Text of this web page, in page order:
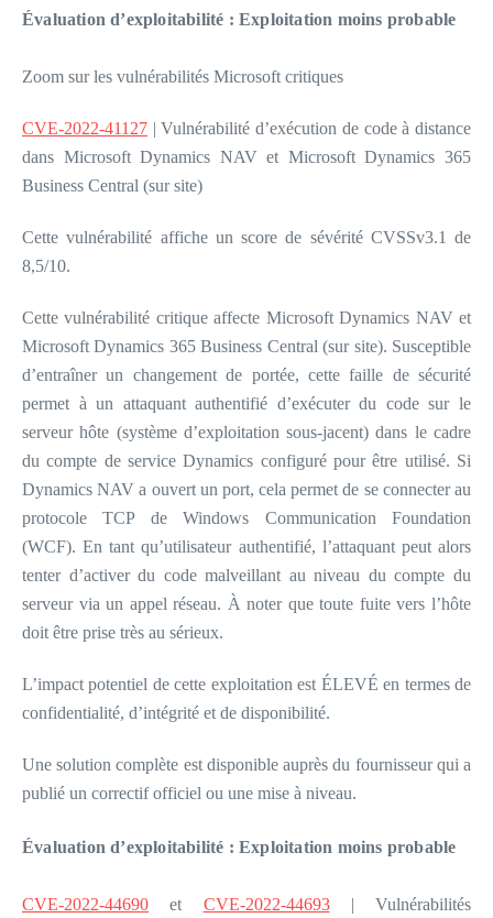
Évaluation d’exploitabilité : Exploitation moins probable
Zoom sur les vulnérabilités Microsoft critiques
CVE-2022-41127 | Vulnérabilité d’exécution de code à distance
dans Microsoft Dynamics NAV et Microsoft Dynamics 365
Business Central (sur site)
Cette vulnérabilité affiche un score de sévérité CVSSv3.1 de
8,5/10.
Cette vulnérabilité critique affecte Microsoft Dynamics NAV et
Microsoft Dynamics 365 Business Central (sur site). Susceptible
d’entraîner un changement de portée, cette faille de sécurité
permet à un attaquant authentifié d’exécuter du code sur le
serveur hôte (système d’exploitation sous-jacent) dans le cadre
du compte de service Dynamics configuré pour être utilisé. Si
Dynamics NAV a ouvert un port, cela permet de se connecter au
protocole TCP de Windows Communication Foundation
(WCF). En tant qu’utilisateur authentifié, l’attaquant peut alors
tenter d’activer du code malveillant au niveau du compte du
serveur via un appel réseau. À noter que toute fuite vers l’hôte
doit être prise très au sérieux.
L’impact potentiel de cette exploitation est ÉLEVÉ en termes de
confidentialité, d’intégrité et de disponibilité.
Une solution complète est disponible auprès du fournisseur qui a
publié un correctif officiel ou une mise à niveau.
Évaluation d’exploitabilité : Exploitation moins probable
CVE-2022-44690 et CVE-2022-44693| Vulnérabilités